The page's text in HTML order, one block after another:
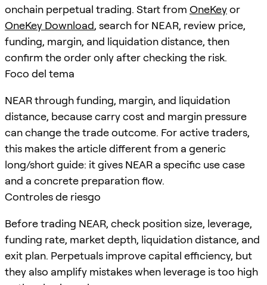
onchain perpetual trading. Start from OneKeyor
OneKey Download, search for NEAR, review price,
funding, margin, and liquidation distance, then
confirm the order only after checking the risk.
Foco del tema
NEAR through funding, margin, and liquidation
distance, because carry cost and margin pressure
can change the trade outcome. For active traders,
this makes the article different from a generic
long/short guide: it gives NEAR a specific use case
and a concrete preparation flow.
Controles de riesgo
Before trading NEAR, check position size, leverage,
funding rate, market depth, liquidation distance, and
exit plan. Perpetuals improve capital efficiency, but
they also amplify mistakes when leverage is too high